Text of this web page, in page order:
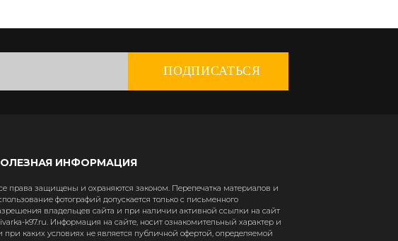
ПОДПИСАТЬСЯ
ИНФОРМАЦИЯ
права защищены и охраняются законом. Перепечатка материалов и
фотографий допускается только с письменного
владельцев сайта и при наличии активной ссылки на сайт
k97.ru. Информация на сайте, носит ознакомительный характер и
при каких условиях не является публичной офертой, определяемой